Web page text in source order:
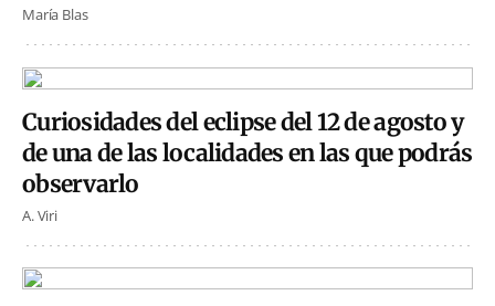
María Blas
Curiosidades del eclipse del 12 de agosto y
de una de las localidades en las que podrás
observarlo
A. Viri